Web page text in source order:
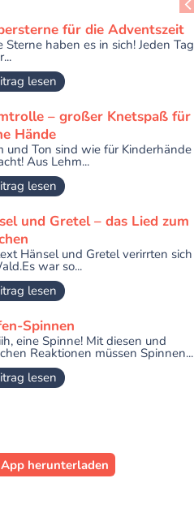
für die Adventszeit
Sterne haben es in sich! Jeden Tag
lesen
– großer Knetspaß für
Hände
und Ton sind wie für Kinderhände
Aus Lehm...
lesen
und Gretel – das Lied zum
Hänsel und Gretel verirrten sich
war so...
lesen
Spinnen
eine Spinne! Mit diesen und
Reaktionen müssen Spinnen...
lesen
App herunterladen